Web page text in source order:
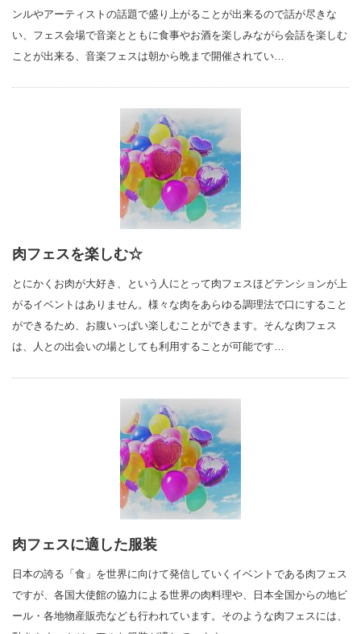
ンルやアーティストの話題で盛り上がることが出来るので話が尽きな
い、フェス会場で音楽とともに食事やお酒を楽しみながら会話を楽しむ
ことが出来る、音楽フェスは朝から晩まで開催されてい…
肉フェスを楽しむ☆
とにかくお肉が大好き、という人にとって肉フェスほどテンションが上
がるイベントはありません。様々な肉をあらゆる調理法で口にすること
ができるため、お腹いっぱい楽しむことができます。そんな肉フェス
は、人との出会いの場としても利用することが可能です…
肉フェスに適した服装
日本の誇る「食」を世界に向けて発信していくイベントである肉フェス
ですが、各国大使館の協力による世界の肉料理や、日本全国からの地ビ
ール・各地物産販売なども行われています。そのような肉フェスには、